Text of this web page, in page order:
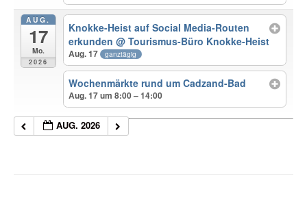
AUG.
17
Mo.
2026
Knokke-Heist auf Social Media-Routen
erkunden@ Tourismus-Büro Knokke-Heist
Aug. 17 ganztägig
Wochenmärkte rund um Cadzand-Bad
Aug. 17 um 8:00 – 14:00
AUG. 2026